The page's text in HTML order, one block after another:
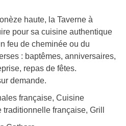
haute, la Taverne à
pour sa cuisine authentique
feu de cheminée ou du
: baptêmes, anniversaires,
repas de fêtes.
demande.
française, Cuisine
française, Grill